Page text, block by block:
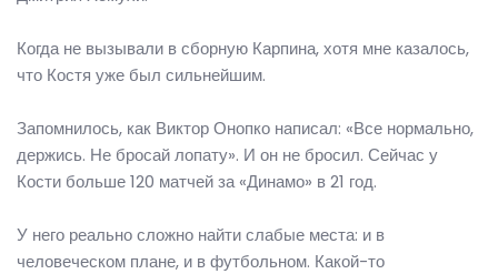
Когда не вызывали в сборную Карпина, хотя мне казалось,
что Костя уже был сильнейшим.
Запомнилось, как Виктор Онопко написал: «Все нормально,
держись. Не бросай лопату». И он не бросил. Сейчас у
Кости больше 120 матчей за «Динамо» в 21 год.
У него реально сложно найти слабые места: и в
человеческом плане, и в футбольном. Какой-то